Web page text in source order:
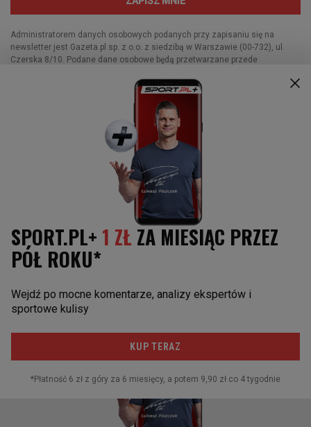
Dziękujemy za przeczytanie
Mistrzostwa Świata Mundial MŚ 2026 Piłka Nożna FIFA